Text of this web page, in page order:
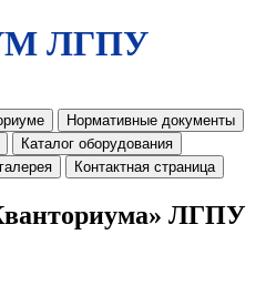
ЛГПУ
Нормативные документы
Каталог оборудования
Контактная страница
ЛГПУ